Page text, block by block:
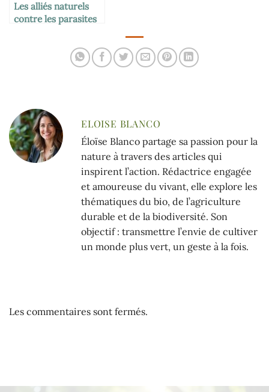
Les alliés naturels
contre les parasites
ELOISE BLANCO
Éloïse Blanco partage sa passion pour la
nature à travers des articles qui
inspirent l’action. Rédactrice engagée
et amoureuse du vivant, elle explore les
thématiques du bio, de l’agriculture
durable et de la biodiversité. Son
objectif : transmettre l’envie de cultiver
un monde plus vert, un geste à la fois.
Les commentaires sont fermés.